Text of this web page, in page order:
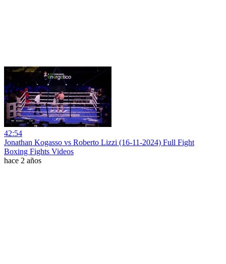
42:54
Jonathan Kogasso vs Roberto Lizzi (16-11-2024) Full Fight
Boxing Fights Videos
hace 2 años